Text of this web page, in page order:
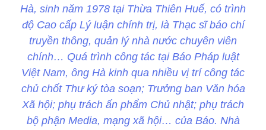
Hà, sinh năm 1978 tại Thừa Thiên Huế, có trình
độ Cao cấp Lý luận chính trị, là Thạc sĩ báo chí
truyền thông, quản lý nhà nước chuyên viên
chính… Quá trình công tác tại Báo Pháp luật
Việt Nam, ông Hà kinh qua nhiều vị trí công tác
chủ chốt Thư ký tòa soạn; Trưởng ban Văn hóa
Xã hội; phụ trách ấn phẩm Chủ nhật; phụ trách
bộ phận Media, mạng xã hội… của Báo. Nhà